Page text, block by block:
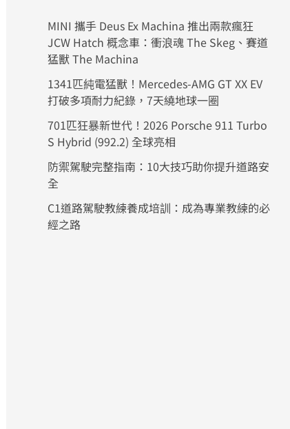
MINI 攜手 Deus Ex Machina 推出兩款瘋狂
JCW Hatch 概念車：衝浪魂 The Skeg、賽道
猛獸 The Machina
1341匹純電猛獸！Mercedes-AMG GT XX EV
打破多項耐力紀錄，7天繞地球一圈
701匹狂暴新世代！2026 Porsche 911 Turbo
S Hybrid (992.2) 全球亮相
防禦駕駛完整指南：10大技巧助你提升道路安
全
C1道路駕駛教練養成培訓：成為專業教練的必
經之路